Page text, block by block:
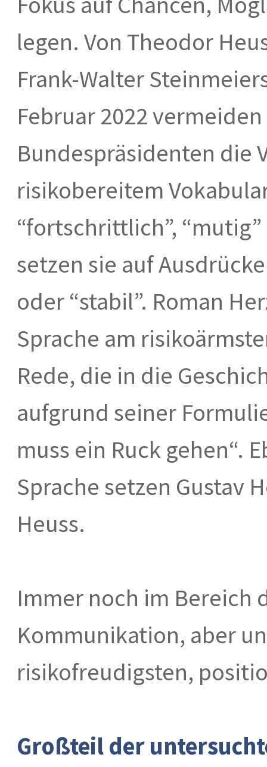
legen. Von Theodor
Frank-Walter
Februar 2022
Bundespräsidenten die
risikobereitem
“fortschrittlich”,
setzen sie auf
oder “stabil”. Roman
Sprache am
Rede, die in die
aufgrund seiner
muss ein Ruck gehen“.
Sprache setzen Gustav
Heuss.
Immer noch im Bereich
Kommunikation, aber
risikofreudigsten,
Großteil der